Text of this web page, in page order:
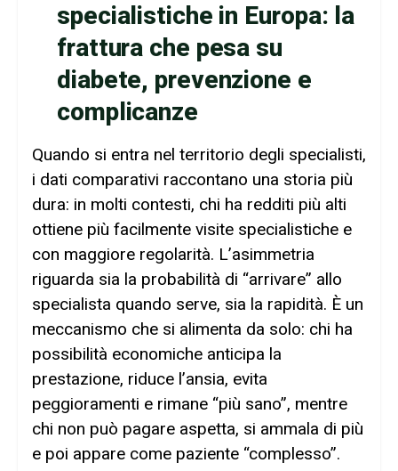
specialistiche in Europa: la
frattura che pesa su
diabete, prevenzione e
complicanze
Quando si entra nel territorio degli specialisti,
i dati comparativi raccontano una storia più
dura: in molti contesti, chi ha redditi più alti
ottiene più facilmente visite specialistiche e
con maggiore regolarità. L’asimmetria
riguarda sia la probabilità di “arrivare” allo
specialista quando serve, sia la rapidità. È un
meccanismo che si alimenta da solo: chi ha
possibilità economiche anticipa la
prestazione, riduce l’ansia, evita
peggioramenti e rimane “più sano”, mentre
chi non può pagare aspetta, si ammala di più
e poi appare come paziente “complesso”.